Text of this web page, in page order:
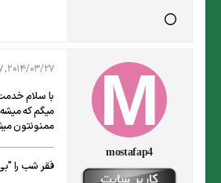
mostafap4
2014/03/27, 20:47
با سلام
میگم که
ممنونتون
فقر شب را